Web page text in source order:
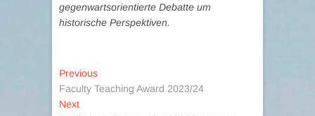
gegenwartsorientierte Debatte um
historische Perspektiven.
Post
navigation
PreviousPrevious
post:
Faculty Teaching Award 2023/24
NextNext